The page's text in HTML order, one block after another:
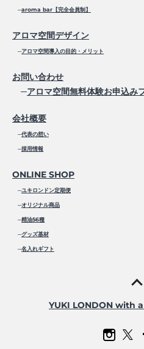
─aroma bar【完全会員制】
アロマ空間デザイン
─アロマ空間導入の目的・メリット
お問い合わせ
─アロマ空間無料体験お申込み
会社概要
─代表の想い
─採用情報
ONLINE SHOP
─ユキロンドン定期便
─オリジナル商品
─精油56種
─グッズ基材
─名入れギフト
YUKI LONDON with